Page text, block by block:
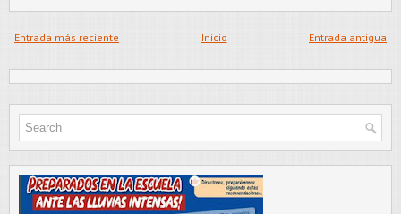
Entrada más reciente Entrada antigua
Inicio